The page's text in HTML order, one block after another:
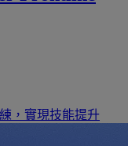
，實現技能提升